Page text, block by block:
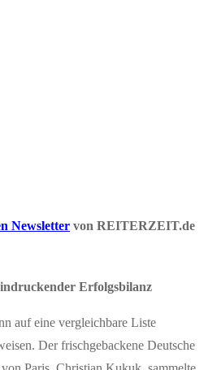
Newsletter von REITERZEIT.de
Erfolgsbilanz
auf eine vergleichbare Liste
Der frischgebackene Deutsche